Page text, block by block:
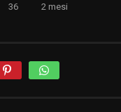
36 2 mesi